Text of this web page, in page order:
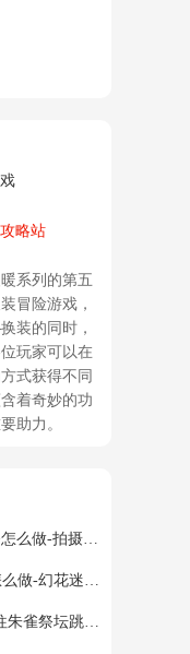
略站
系列的第五
冒险游戏，
装的同时，
玩家可以在
式获得不同
着奇妙的功
助力。
无限暖暖拍摄一张满月的照片任务怎么做-拍摄一张满月的照片在哪里拍摄
无限暖暖参与一次幻花迷境任务怎么做-幻花迷境在哪里
仙剑世界前往朱雀祭坛怎么做-前往朱雀祭坛跳不上怎么办